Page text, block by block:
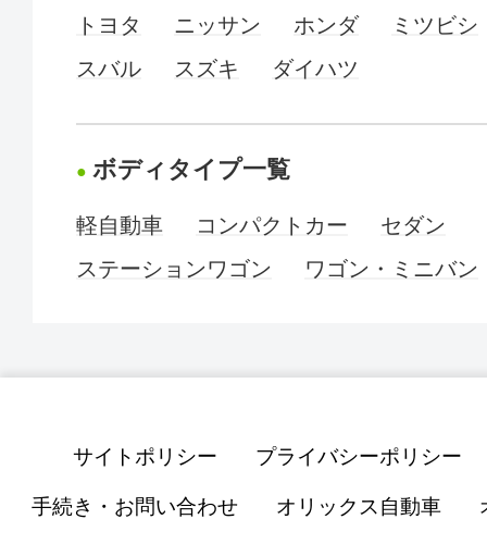
トヨタ ニッサン ホンダ
ミツビシ
スバル
スズキ ダイハツ
ボディタイプ一覧
軽自動車 コンパクトカー
セダン
ステーションワゴン
ワゴン・ミニバン
サイトポリシー プライバシーポリシー
手続き・お問い合わせ オリックス自動車